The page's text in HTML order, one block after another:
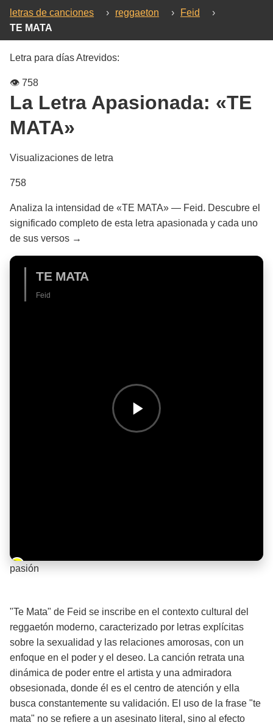
letras de canciones › reggaeton › Feid
›
TE MATA
Letra para días Atrevidos:
👁️ 758
La Letra Apasionada: «TE
MATA»
Visualizaciones de letra
758
Analiza la intensidad de «TE MATA» — Feid. Descubre el
significado completo de esta letra apasionada y cada uno
de sus versos →
TE MATA
Feid
Barra de progreso de la reproducción
pasión
"Te Mata" de Feid se inscribe en el contexto cultural del
reggaetón moderno, caracterizado por letras explícitas
sobre la sexualidad y las relaciones amorosas, con un
enfoque en el poder y el deseo. La canción retrata una
dinámica de poder entre el artista y una admiradora
obsesionada, donde él es el centro de atención y ella
busca constantemente su validación. El uso de la frase "te
mata" no se refiere a un asesinato literal, sino al efecto